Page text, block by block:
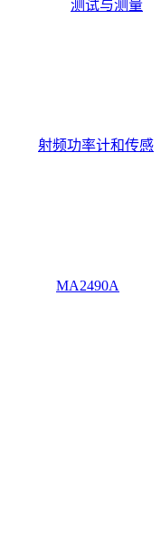
测试与测量
射频功率计和传感
MA2490A